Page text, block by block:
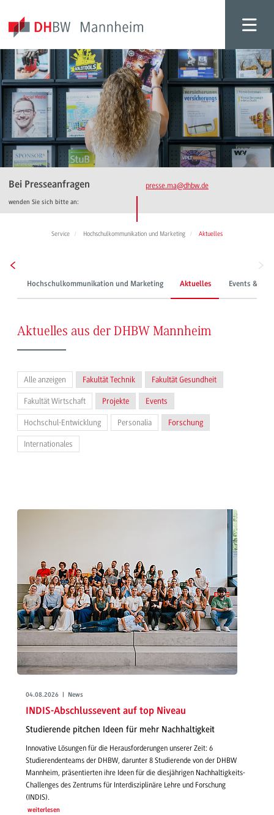
Bei Presseanfragen
wenden Sie sich bitte an:
presse.ma@dhbw.de
Service Hochschulkommunikation und Marketing Aktuelles
Hochschulkommunikation und Marketing Aktuelles Events &
Aktuelles aus der DHBW Mannheim
Alle anzeigen Fakultät Technik Fakultät Gesundheit
Fakultät Wirtschaft Projekte Events
Hochschul-Entwicklung Personalia Forschung
Internationales
04.08.2026 | News
INDIS-Abschlussevent auf top Niveau
Studierende pitchen Ideen für mehr Nachhaltigkeit
Innovative Lösungen für die Herausforderungen unserer Zeit: 6
Studierendenteams der DHBW, darunter 8 Studierende von der DHBW
Mannheim, präsentierten ihre Ideen für die diesjährigen Nachhaltigkeits-
Challenges des Zentrums für Interdisziplinäre Lehre und Forschung
(INDIS).
weiterlesen